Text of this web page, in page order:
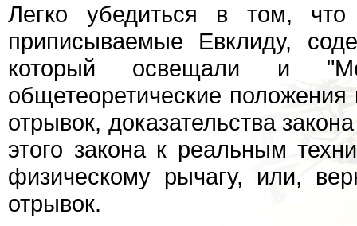
Легко убедиться в том,
приписываемые Евклиду,
который освещали и
общетеоретические
отрывок, доказательства
этого закона к реальным
физическому рычагу, или,
отрывок.